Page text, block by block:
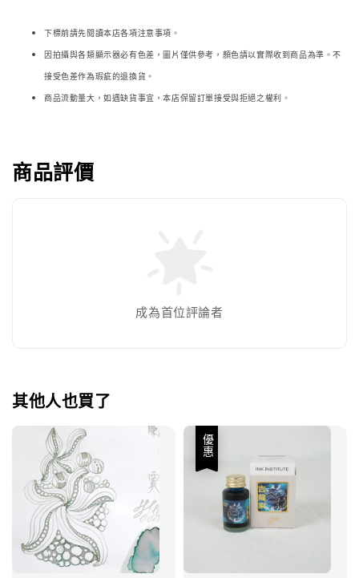
下標前請先閱讀本店各項注意事項。
因拍攝與各類顯示器必有色差，圖片僅供參考，顏色請以實際收到商品為準。不
接受色差作為瑕疵的退換貨。
商品流動量大，如遇缺貨事宜，本店保留訂單接受與拒絕之權利。
商品評價
成為首位評論者
其他人也買了
優惠